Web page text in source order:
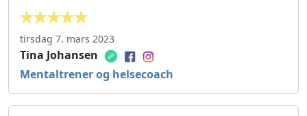
tirsdag 7. mars 2023
Tina Johansen
Mentaltrener og helsecoach